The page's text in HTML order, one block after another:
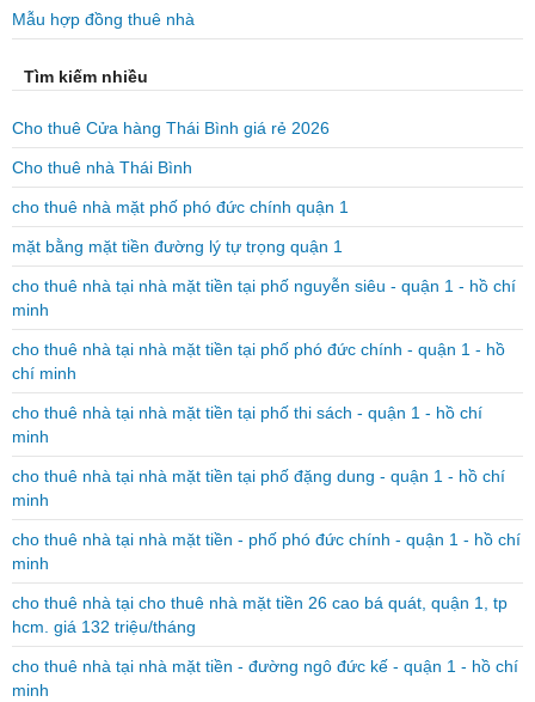
Mẫu hợp đồng thuê nhà
Tìm kiếm nhiều
Cho thuê Cửa hàng Thái Bình giá rẻ 2026
Cho thuê nhà Thái Bình
cho thuê nhà mặt phố phó đức chính quận 1
mặt bằng mặt tiền đường lý tự trọng quận 1
cho thuê nhà tại nhà mặt tiền tại phố nguyễn siêu - quận 1 - hồ chí
minh
cho thuê nhà tại nhà mặt tiền tại phố phó đức chính - quận 1 - hồ
chí minh
cho thuê nhà tại nhà mặt tiền tại phố thi sách - quận 1 - hồ chí
minh
cho thuê nhà tại nhà mặt tiền tại phố đặng dung - quận 1 - hồ chí
minh
cho thuê nhà tại nhà mặt tiền - phố phó đức chính - quận 1 - hồ chí
minh
cho thuê nhà tại cho thuê nhà mặt tiền 26 cao bá quát, quận 1, tp
hcm. giá 132 triệu/tháng
cho thuê nhà tại nhà mặt tiền - đường ngô đức kế - quận 1 - hồ chí
minh